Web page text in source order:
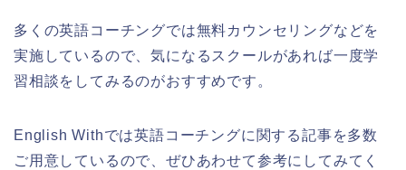
多くの英語コーチングでは無料カウンセリングなどを
実施しているので、気になるスクールがあれば一度学
習相談をしてみるのがおすすめです。
English Withでは英語コーチングに関する記事を多数
ご用意しているので、ぜひあわせて参考にしてみてく